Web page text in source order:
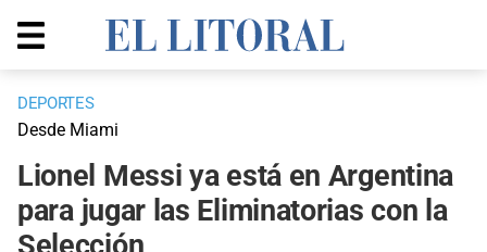
DEPORTES
Desde Miami
Lionel Messi ya está en Argentina
para jugar las Eliminatorias con la